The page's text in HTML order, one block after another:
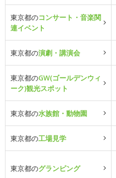
東京都のコンサート・音楽関
連イベント
東京都の演劇・講演会
東京都のGW(ゴールデンウィ
ーク)観光スポット
東京都の水族館・動物園
東京都の工場見学
東京都のグランピング